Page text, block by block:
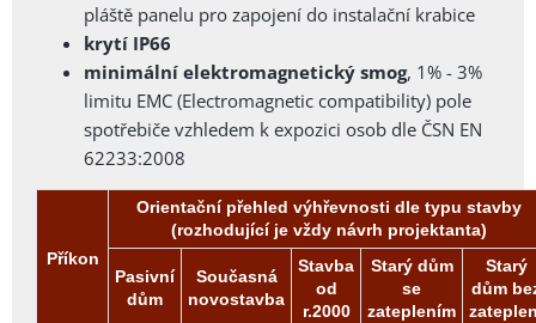
pláště panelu pro zapojení do instalační krabice
krytí IP66
minimální elektromagnetický smog, 1% - 3%
limitu EMC (Electromagnetic compatibility) pole
spotřebiče vzhledem k expozici osob dle ČSN EN
62233:2008
Příkon
Orientační přehled výhřevnosti dle typu stavby
(rozhodující je vždy návrh projektanta)
Pasivní
dům
Současná
novostavba
Stavba
od
r.2000
Starý dům
se
zateplením
Starý
dům